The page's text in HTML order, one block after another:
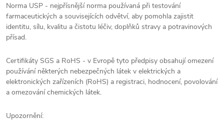
Norma USP - nejpřísnější norma používaná při testování
farmaceutických a souvisejících odvětví, aby pomohla zajistit
identitu, sílu, kvalitu a čistotu léčiv, doplňků stravy a potravinových
přísad.
Certifikáty SGS a RoHS - v Evropě tyto předpisy obsahují omezení
používání některých nebezpečných látek v elektrických a
elektronických zařízeních (RoHS) a registraci, hodnocení, povolování
a omezování chemických látek.
Upozornění: